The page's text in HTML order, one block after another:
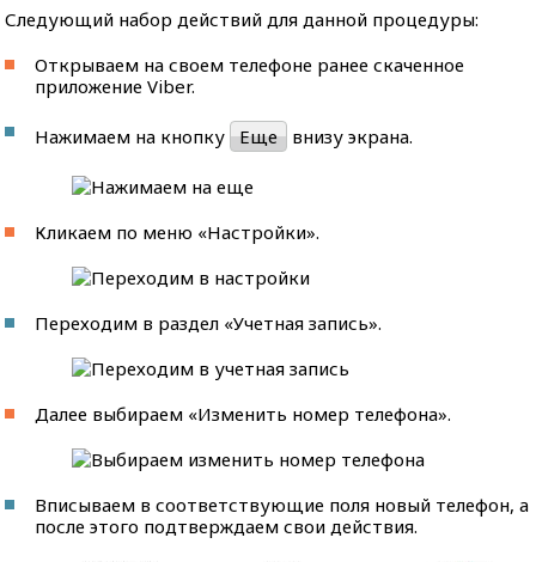
Следующий набор действий для данной процедуры:
Открываем на своем телефоне ранее скаченное
приложение Viber.
Нажимаем на кнопку Еще внизу экрана.
Кликаем по меню «Настройки».
Переходим в раздел «Учетная запись».
Далее выбираем «Изменить номер телефона».
Вписываем в соответствующие поля новый телефон, а
после этого подтверждаем свои действия.